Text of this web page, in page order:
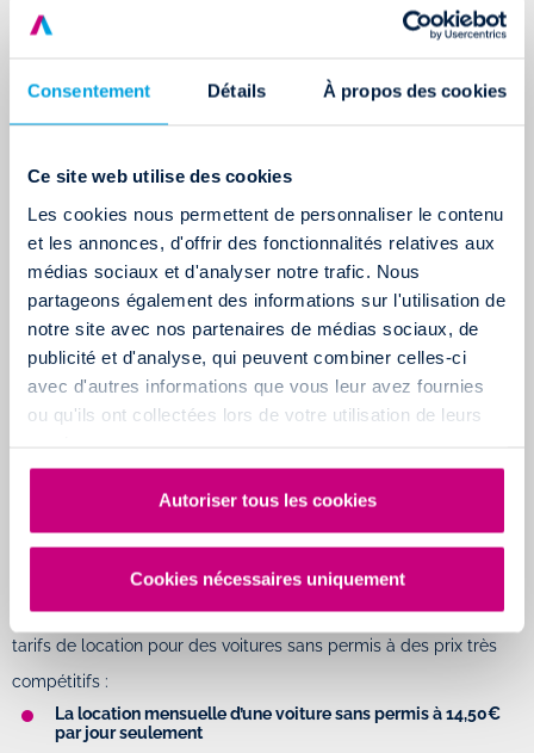
Consentement Détails À propos des cookies
Ce site web utilise des cookies
Les cookies nous permettent de personnaliser le contenu
et les annonces, d'offrir des fonctionnalités relatives aux
médias sociaux et d'analyser notre trafic. Nous
partageons également des informations sur l'utilisation de
notre site avec nos partenaires de médias sociaux, de
publicité et d'analyse, qui peuvent combiner celles-ci
avec d'autres informations que vous leur avez fournies
ou qu'ils ont collectées lors de votre utilisation de leurs
Autoriser tous les cookies
Cookies nécessaires uniquement
69(numéro non surtaxé)
Attention : pour louer une voiture sans permis chez
Drivalia, il faut justifier la suspension ou le retrait de
Drivalia!
Si vous préférez récupérer votre voiture sans permis en agence,
c'est possible. Situéerue Chappe, à Villeneuve-d'Ascq, notre
Mobility Store se situe à environ 10km du centre-ville de Lille.
Accessible par l'autoroute
(sortie 9b) ou par les routes
départementalesD14etD48, notre agence lilloise est ouverte
Louez une voiture sans permis pas cher à Lille
Drivalia s’engage pour votre pouvoir d’achat et vous propose des
tarifs de location pour des voitures sans permis à des prix très
compétitifs :
La location mensuelle d’une voiture sans permis à14,50€
par jour seulement